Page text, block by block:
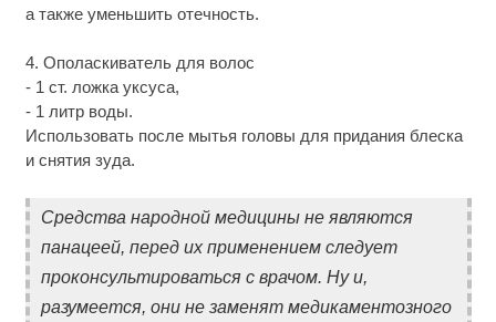
а также уменьшить отечность.
4. Ополаскиватель для волос
- 1 ст. ложка уксуса,
- 1 литр воды.
Использовать после мытья головы для придания блеска
и снятия зуда.
Средства народной медицины не являются
панацеей, перед их применением следует
проконсультироваться с врачом. Ну и,
разумеется, они не заменят медикаментозного